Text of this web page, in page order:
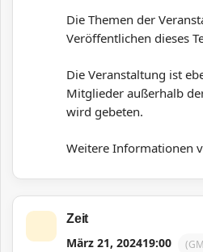
Die Themen der
Veröffentlichen dieses
Die Veranstaltung ist
Mitglieder außerhalb
wird gebeten.
Weitere Informationen
Zeit
März 21, 202419:00